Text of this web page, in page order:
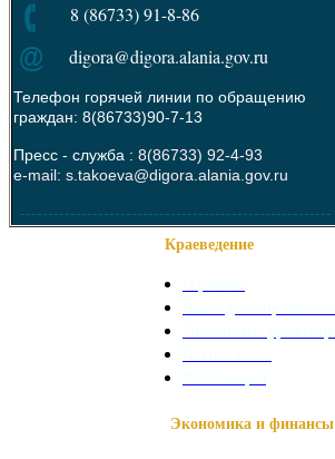
8 (86733) 91-8-86
digora@digora.alania.gov.ru
Телефон горячей линии по обращению
граждан: 8(86733)90-7-13
Пресс - служба : 8(86733) 92-4-93
e-mail: s.takoeva@digora.alania.gov.ru
--------------------------------------------------------
Краеведение
Экономика и финансы